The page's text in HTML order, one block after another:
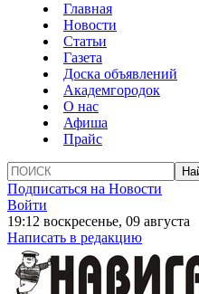
Главная
Новости
Статьи
Газета
Доска объявлений
Академгородок
О нас
Афиша
Прайс
Подписаться на Новости
Войти
19:12 воскресенье, 09 августа
Написать в редакцию